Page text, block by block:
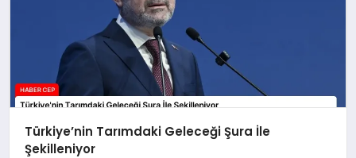
Türkiye’nin Tarımdaki Geleceği Şura İle
Şekilleniyor